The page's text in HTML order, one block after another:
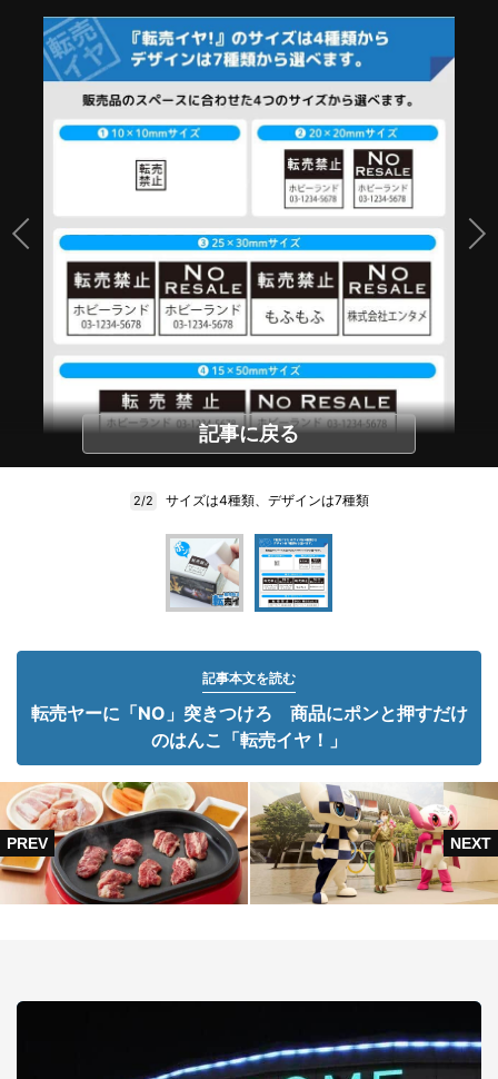
記事に戻る
2/2 サイズは4種類、デザインは7種類
記事本文を読む
転売ヤーに「NO」突きつけろ 商品にポンと押すだけ
のはんこ「転売イヤ！」